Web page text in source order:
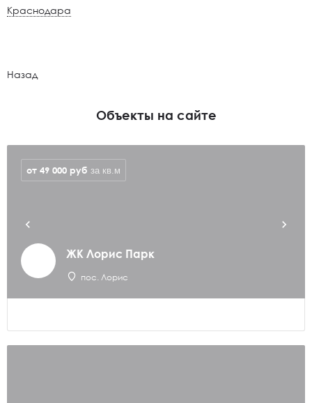
Краснодара
Назад
Объекты на сайте
ЖК Лорис Парк
пос. Лорис
от 49 000 руб за кв.м